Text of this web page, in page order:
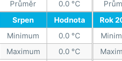
Průměr
0.0 °C
Srpen
Hodnota
Minimum
0.0 °C
Maximum
0.0 °C
Rok